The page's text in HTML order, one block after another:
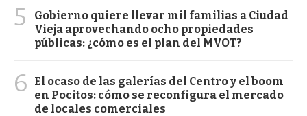
5
Gobierno quiere llevar mil familias a Ciudad
Vieja aprovechando ocho propiedades
públicas: ¿cómo es el plan del MVOT?
6
El ocaso de las galerías del Centro y el boom
en Pocitos: cómo se reconfigura el mercado
de locales comerciales